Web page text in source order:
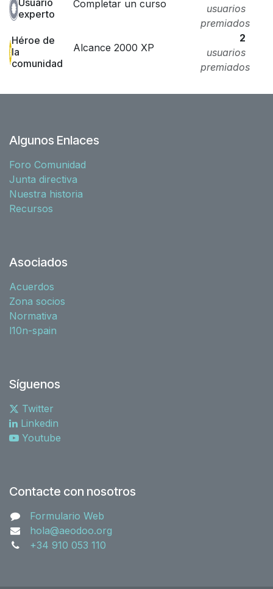
experto
Completar un curso
usuarios
premiados
Héroe de
la
comunidad
Alcance 2000 XP
2
usuarios
premiados
Algunos Enlaces
Foro Comunidad
Junta directiva
Nuestra historia
Recursos
Asociados
Acuerdos
Zona socios
Normativa
l10n-spain
Síguenos
Twitter
Linkedin
Youtube
Contacte con nosotros
Formulario Web
hola@aeodoo.org
+34 910 053 110